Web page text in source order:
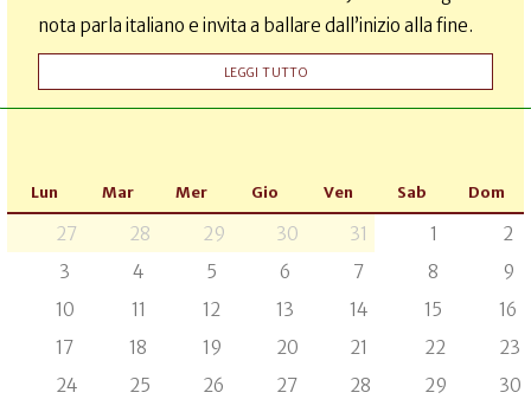
nota parla italiano e invita a ballare dall’inizio alla fine.
LEGGI TUTTO
Lun Mar Mer Gio Ven Sab Dom
27 28 29 30 31 1
2
3
4 5 6 7 8
9
10
11 12 13 14 15
16
17
18 19 20 21 22
23
24
25 26 27 28 29
30